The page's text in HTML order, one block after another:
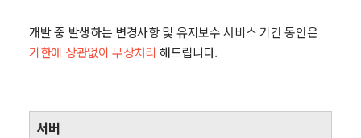
개발 중 발생하는 변경사항 및 유지보수 서비스 기간 동안은
기한에 상관없이 무상처리 해드립니다.
서버